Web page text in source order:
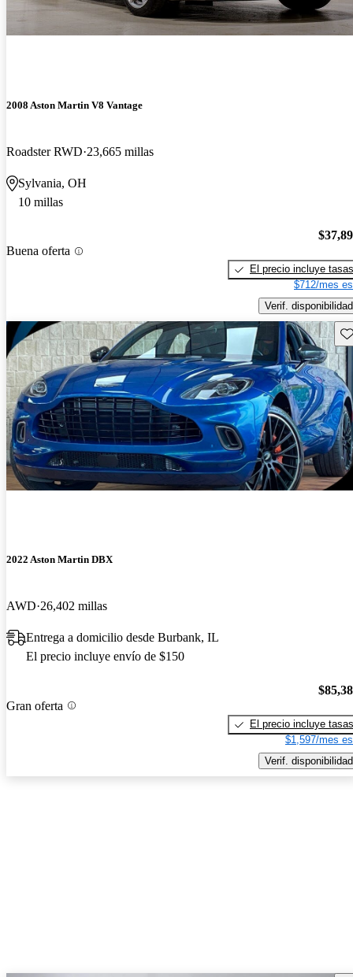
2008 Aston Martin V8 Vantage
Roadster RWD 23,665 millas
Sylvania, OH
10 millas
Buena oferta
El precio incluye tasas
$712/mes
Verif. disponibilidad
2022 Aston Martin DBX
AWD 26,402 millas
Entrega a domicilio desde Burbank, IL
El precio incluye envío de $150
Gran oferta
El precio incluye tasas
$1,597/mes
Verif. disponibilidad